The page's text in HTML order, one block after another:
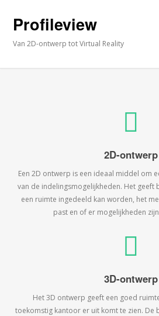
Profileview
Van 2D-ontwerp tot Virtual Reality
2D-ontwerp
Een 2D ontwerp is een ideaal middel om
van de indelingsmogelijkheden. Het geeft
een ruimte ingedeeld kan worden, het
past en of er mogelijkheden
3D-ontwerp
Het 3D ontwerp geeft een goed
toekomstig kantoor er uit komt te zien. De